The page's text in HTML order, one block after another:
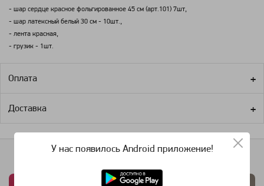
- шар сердце красное фольгированное 45 см (арт.101) 7шт,
- шар латексный белый 30 см - 10шт.,
- лента красная,
- грузик - 1шт.
Оплата
Доставка
У нас появилось Android приложение!